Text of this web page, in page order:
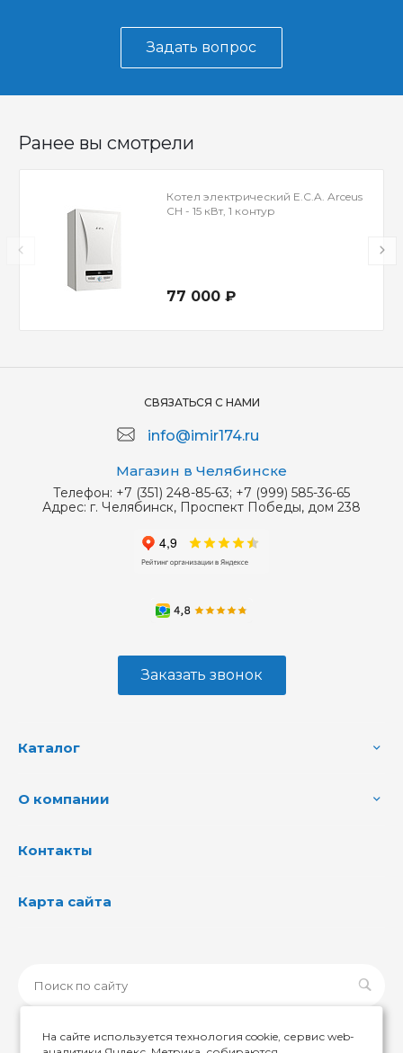
Задать вопрос
Ранее вы смотрели
Котел электрический E.C.A. Arceus
CH - 15 кВт, 1 контур
77 000 ₽
СВЯЗАТЬСЯ С НАМИ
info@imir174.ru
Магазин в Челябинске
Телефон: +7 (351) 248-85-63; +7 (999) 585-36-65
Адрес: г. Челябинск, Проспект Победы, дом 238
Заказать звонок
Каталог
О компании
Контакты
Карта сайта
На сайте используется технология cookie, сервис web-